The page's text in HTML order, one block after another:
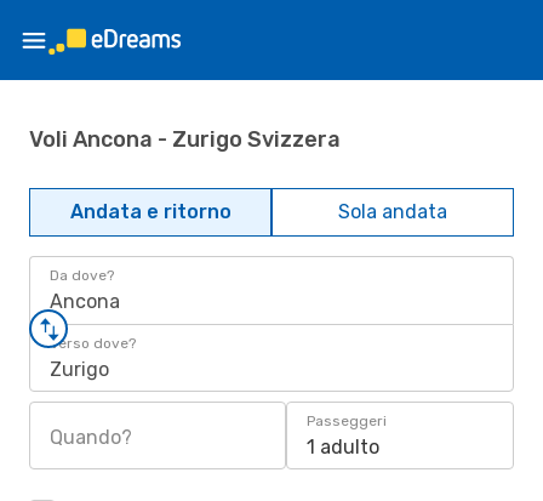
Voli Ancona - Zurigo Svizzera
Andata e ritorno Sola andata
Da dove?
Ancona
Verso dove?
Zurigo
Quando?
Passeggeri
1 adulto